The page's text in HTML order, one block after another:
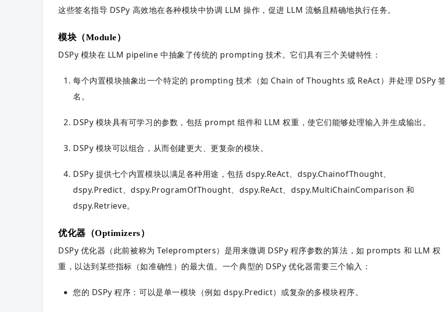
这些签名指导 DSPy 高效地在各种模块中协调 LLM 操作，促进 LLM 流畅且精确地执行任务。
模块（Module）
DSPy 模块在 LLM pipeline 中抽象了传统的 prompting 技术。它们具有三个关键特性：
每个内置模块抽象出一个特定的 prompting 技术（如 Chain of Thoughts 或 ReAct）并处理 DSPy
名。
DSPy 模块具有可学习的参数，包括 prompt 组件和 LLM 权重，使它们能够处理输入并生成输出。
DSPy 模块可以组合，从而创建更大、更复杂的模块。
DSPy 提供七个内置模块以满足各种用途，包括 dspy.ReAct、dspy.ChainofThought、
dspy.Predict、dspy.ProgramOfThought、dspy.ReAct、dspy.MultiChainComparison 和
dspy.Retrieve。
优化器（Optimizers）
DSPy 优化器（此前被称为 Teleprompters）是用来微调 DSPy 程序参数的算法，如 prompts 和 LLM 权
重，以达到某些指标（如准确性）的最大值。一个典型的 DSPy 优化器需要三个输入：
您的 DSPy 程序：可以是单一模块（例如 dspy.Predict）或复杂的多模块程序。